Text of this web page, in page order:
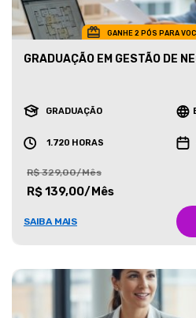
GANHE 2 PÓS PARA
GRADUAÇÃO EM GESTÃO DE
GRADUAÇÃO
1.720 HORAS
R$ 329,00/Mês
R$ 139,00/Mês
SAIBA MAIS